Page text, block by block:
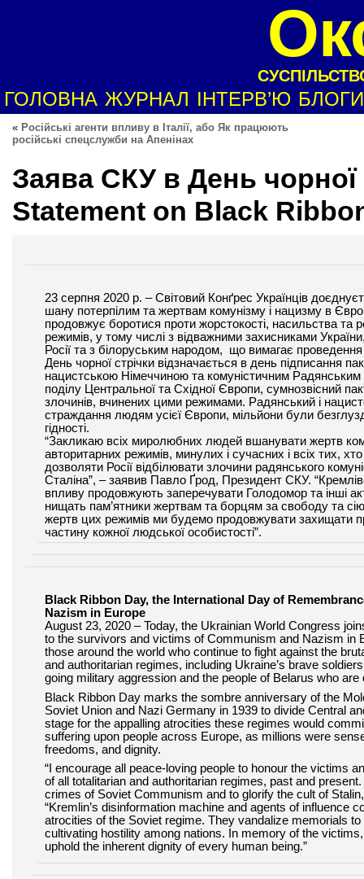
ГОЛОВНА ЖУРНАЛ ІНТЕРВ’Ю БЛОГИ
« Російські агенти впливу в Італії, або Як працюють
російські спецслужби на Апенінах
Заява СКУ в День чорної
Statement on Black
23 серпня 2020 р. – Cвітовий Конґрес Українців
шану потерпілим та жертвам комунізму і нацизму в
продовжує боротися проти жорстокості, насильства та
режимів, у тому числі з відважними захисниками України,
Росії та з білоруським народом, що вимагає проведення
День чорної стрічки відзначається в день підписання
нацистською Німеччиною та комуністичним
поділу Центральної та Східної Європи, сумнозвісний
злочинів, вчинених цими режимами. Радянський і
страждання людям усієї Європи, мільйони були
гідності.
“Закликаю всіх миролюбних людей вшанувати жертв
авторитарних режимів, минулих і сучасних і всіх тих,
дозволяти Росії відбілювати злочини радянського
Сталіна”, – заявив Павло Ґрод, Президент СКУ.
впливу продовжують заперечувати Голодомор та інші
нищать пам’ятники жертвам та борцям за свободу та
жертв цих режимів ми будемо продовжувати захищати
частину кожної людської особистості”.
Black Ribbon Day, the International Day of
Nazism in Europe
August 23, 2020 – Today, the Ukrainian World Congress
to the survivors and victims of Communism and Nazism in
those around the world who continue to fight against the
and authoritarian regimes, including Ukraine’s brave
going military aggression and the people of Belarus who
Black Ribbon Day marks the sombre anniversary of the
Soviet Union and Nazi Germany in 1939 to divide Central
stage for the appalling atrocities these regimes would
suffering upon people across Europe, as millions were
freedoms, and dignity.
“I encourage all peace-loving people to honour the victims
of all totalitarian and authoritarian regimes, past and
crimes of Soviet Communism and to glorify the cult of
“Kremlin’s disinformation machine and agents of influence
atrocities of the Soviet regime. They vandalize memorials
cultivating hostility among nations. In memory of the
uphold the inherent dignity of every human being.”